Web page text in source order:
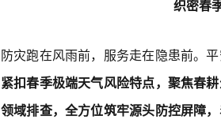
织密春
防灾跑在风雨前，服务走在隐患前。
紧扣春季极端天气风险特点，聚焦春
领域排查，全方位筑牢源头防控屏障，